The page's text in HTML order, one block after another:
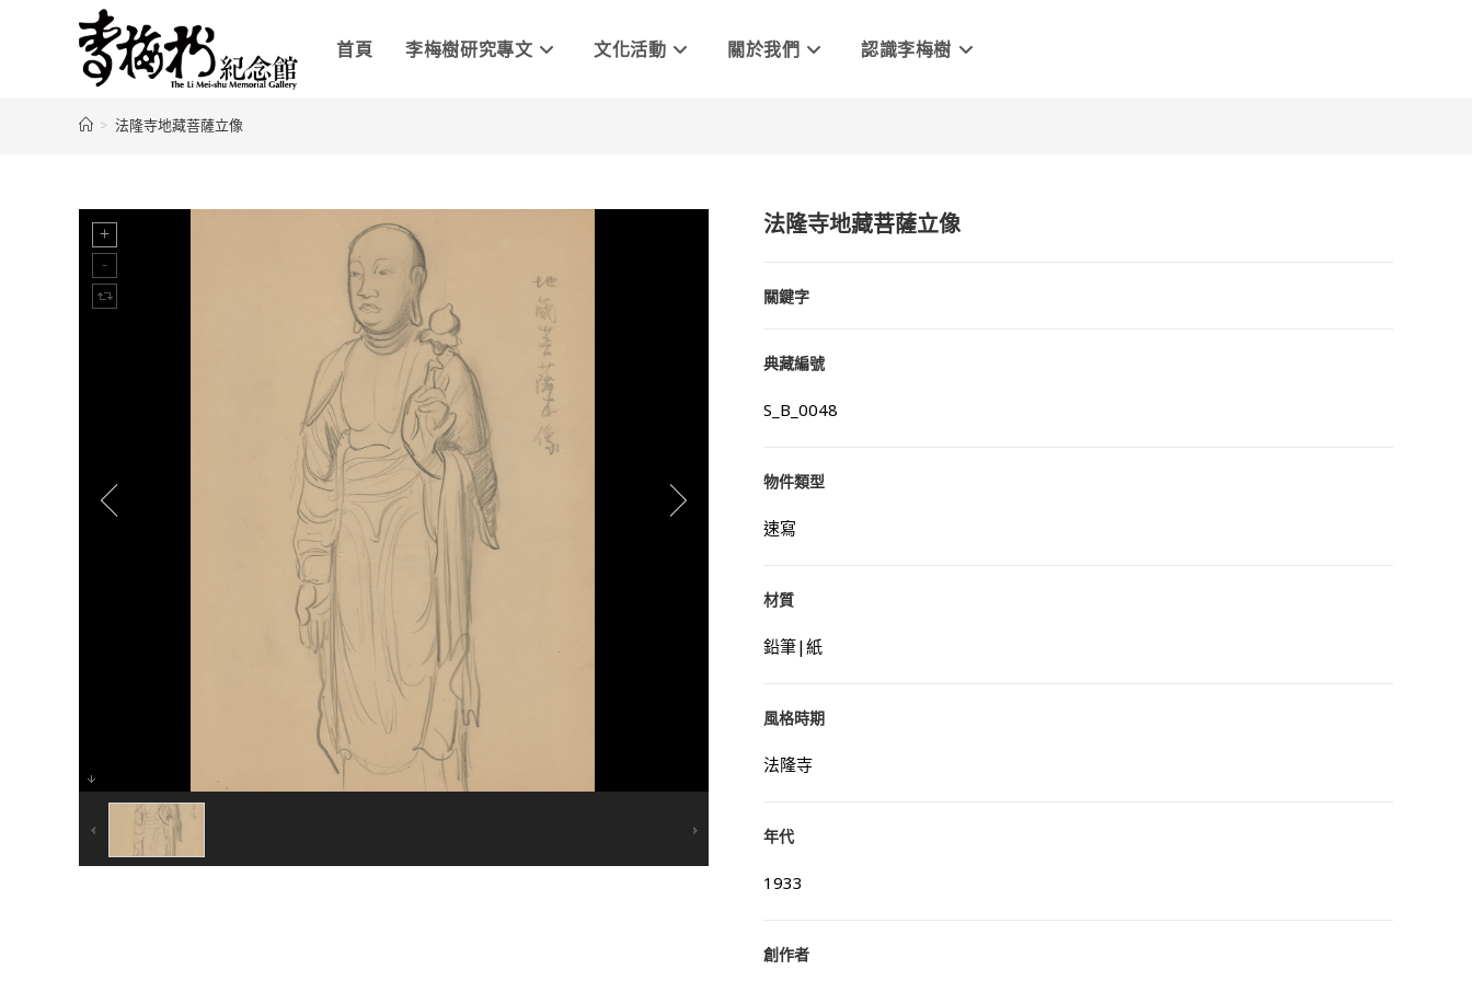
首頁 李梅樹研究專文 文化活動 關於我們 認識李梅樹
> 法隆寺地藏菩薩立像
法隆寺地藏菩薩立像
關鍵字
典藏編號
S_B_0048
物件類型
速寫
材質
鉛筆|紙
風格時期
法隆寺
年代
1933
創作者